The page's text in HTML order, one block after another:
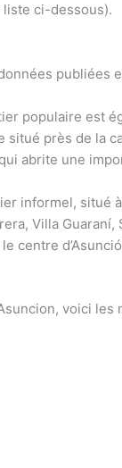
liste ci-dessous).
publiées
populaire est
situé près de la
abrite une
informel, situé
Villa
centre
voici